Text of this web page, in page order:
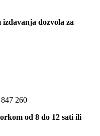
dozvola za
260
od 8 do 12 sati ili